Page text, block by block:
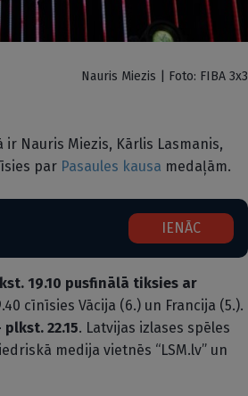
Nauris Miezis | Foto: FIBA 3x3
ir Nauris Miezis, Kārlis Lasmanis,
par Pasaules kausa medaļām.
IENĀC
19.10 pusfinālā tiksies ar
cīnīsies Vācija (6.) un Francija (5.).
22.15. Latvijas izlases spēles
medija vietnēs “LSM.lv” un